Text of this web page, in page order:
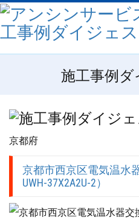
施工事例ダ
京都府
京都市西京区電気温水
UWH-37X2A2U-2）